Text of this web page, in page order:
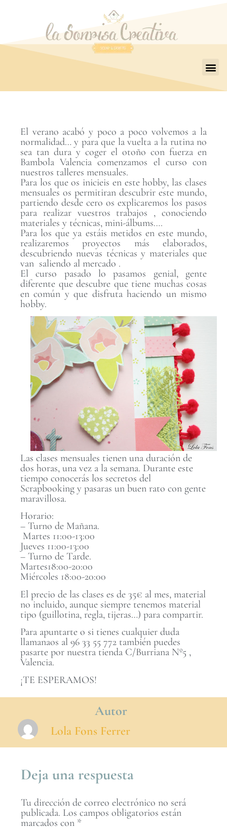
El verano acabó y poco a poco volvemos a la
normalidad… y para que la vuelta a la rutina no
sea tan dura y coger el otoño con fuerza en
Bambola Valencia comenzamos el curso con
nuestros talleres mensuales.
Para los que os inicieis en este hobby, las clases
mensuales os permitiran descubrir este mundo,
partiendo desde cero os explicaremos los pasos
para realizar vuestros trabajos , conociendo
materiales y técnicas, mini-álbums….
Para los que ya estáis metidos en este mundo,
realizaremos proyectos más elaborados,
descubriendo nuevas técnicas y materiales que
van saliendo al mercado .
El curso pasado lo pasamos genial, gente
diferente que descubre que tiene muchas cosas
en común y que disfruta haciendo un mismo
hobby.
Las clases mensuales tienen una duración de
dos horas, una vez a la semana. Durante este
tiempo conocerás los secretos del
Scrapbooking y pasaras un buen rato con gente
maravillosa.
Horario:
– Turno de Mañana.
Martes 11:00-13:00
Jueves 11:00-13:00
– Turno de Tarde.
Martes18:00-20:00
Miércoles 18:00-20:00
El precio de las clases es de 35€ al mes, material
no incluido, aunque siempre tenemos material
tipo (guillotina, regla, tijeras…) para compartir.
Para apuntarte o si tienes cualquier duda
llamanaos al 96 33 55 772 también puedes
pasarte por nuestra tienda C/Burriana Nº5 ,
Valencia.
¡TE ESPERAMOS!
Autor
Lola Fons Ferrer
Deja una respuesta
Tu dirección de correo electrónico no será
publicada. Los campos obligatorios están
marcados con *